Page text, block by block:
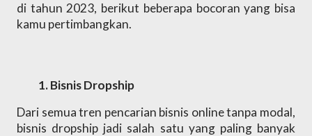
di tahun 2023, berikut beberapa bocoran yang bisa
kamu pertimbangkan.
Bisnis Dropship
Dari semua tren pencarian bisnis online tanpa modal,
bisnis dropship jadi salah satu yang paling banyak